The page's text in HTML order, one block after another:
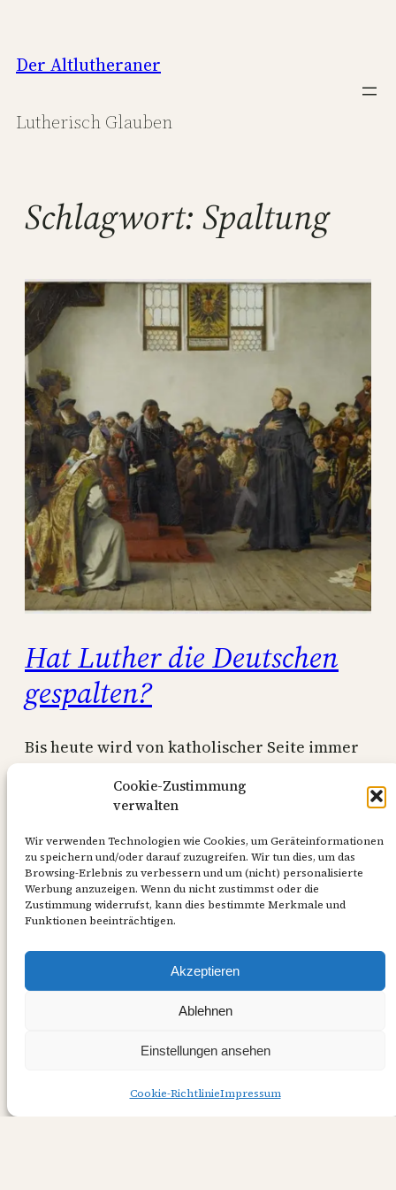
Cookie-Zustimmung
verwalten
Wir verwenden Technologien wie Cookies, um Geräteinformationen
zu speichern und/oder darauf zuzugreifen. Wir tun dies, um das
Browsing-Erlebnis zu verbessern und um (nicht) personalisierte
Werbung anzuzeigen. Wenn du nicht zustimmst oder die
Zustimmung widerrufst, kann dies bestimmte Merkmale und
Funktionen beeinträchtigen.
Akzeptieren
Ablehnen
Einstellungen ansehen
Cookie-RichtlinieImpressum
springen
Der Altlutheraner
Lutherisch Glauben
Schlagwort: Spaltung
Hat Luther die Deutschen
gespalten?
Bis heute wird von katholischer Seite immer
wieder behauptet, dass Luther die Deutschen
gespalten hätte. Dazu schreibt Hellmut
Lutherbiographie folgendes: Luther sah
niemals in seiner evangelischen Lehre und im
Protestantismus eine Bewegung, die gegen
das Reich gerichtet war. Der Vorwurf, Luther
trifft nur unter…
23/10/2024